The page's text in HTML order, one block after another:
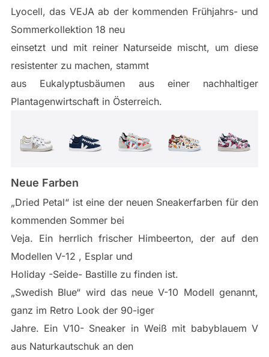
Lyocell, das VEJA ab der kommenden Frühjahrs- und
Sommerkollektion 18 neu
einsetzt und mit reiner Naturseide mischt, um diese
resistenter zu machen, stammt
aus Eukalyptusbäumen aus einer nachhaltiger
Plantagenwirtschaft in Österreich.
Neue Farben
„Dried Petal“ ist eine der neuen Sneakerfarben für den
kommenden Sommer bei
Veja. Ein herrlich frischer Himbeerton, der auf den
Modellen V-12 , Esplar und
Holiday -Seide- Bastille zu finden ist.
„Swedish Blue“ wird das neue V-10 Modell genannt,
ganz im Retro Look der 90-iger
Jahre. Ein V10- Sneaker in Weiß mit babyblauem V
aus Naturkautschuk an den